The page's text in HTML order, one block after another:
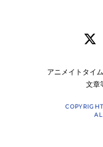
アニメイトタイ
文章